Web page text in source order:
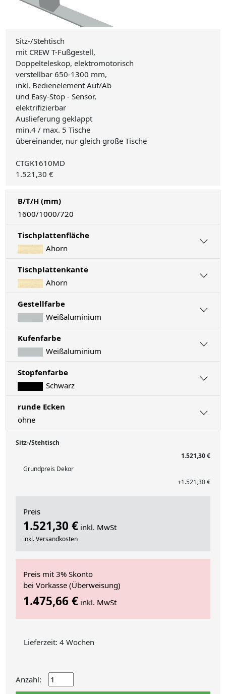
Sitz-/Stehtisch
mit CREW T-Fußgestell,
Doppelteleskop, elektromotorisch
verstellbar 650-1300 mm,
inkl. Bedienelement Auf/Ab
und Easy-Stop - Sensor,
elektrifizierbar
Auslieferung geklappt
min.4 / max. 5 Tische
übereinander, nur gleich große Tische
CTGK1610MD
1.521,30 €
B/T/H (mm)
1600/1000/720
Tischplattenfläche
Ahorn
Tischplattenkante
Ahorn
Gestellfarbe
Weißaluminium
Kufenfarbe
Weißaluminium
Stopfenfarbe
Schwarz
runde Ecken
ohne
Sitz-/Stehtisch
1.521,30 €
Grundpreis Dekor
+1.521,30 €
Preis
1.521,30 € inkl. MwSt
inkl. Versandkosten
Preis mit 3% Skonto
bei Vorkasse (Überweisung)
1.475,66 € inkl. MwSt
Lieferzeit: 4 Wochen
Anzahl: